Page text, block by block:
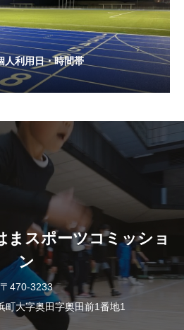
人利用日・時間帯
まスポーツコミッショ
ン
〒470-3233
町大字奥田字奥田前1番地1